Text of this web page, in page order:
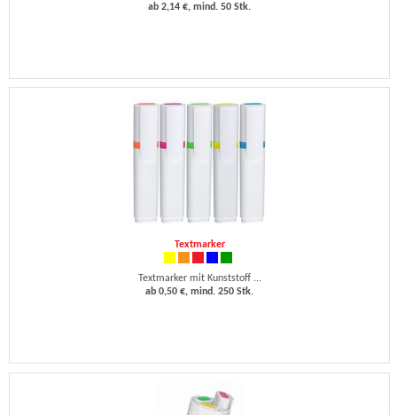
ab 2,14 €, mind. 50 Stk.
Textmarker
Textmarker mit Kunststoff ...
ab 0,50 €, mind. 250 Stk.